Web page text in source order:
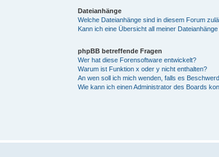
Dateianhänge
Welche Dateianhänge sind in diesem Forum
Kann ich eine Übersicht all meiner
phpBB betreffende Fragen
Wer hat diese Forensoftware entwickelt?
Warum ist Funktion x oder y nicht enthalten?
An wen soll ich mich wenden, falls es
Wie kann ich einen Administrator des Boards